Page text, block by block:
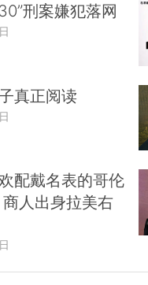
刑案嫌犯落网
真正阅读
配戴名表的哥伦
人出身拉美右